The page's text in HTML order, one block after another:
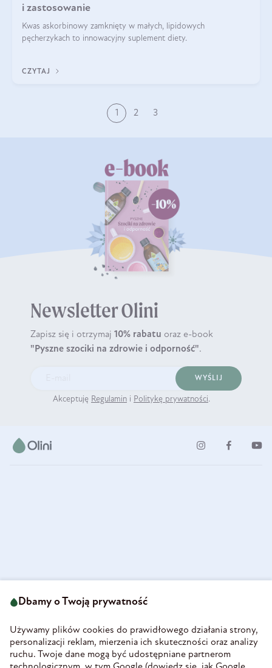
i zastosowanie
Kwas askorbinowy zamknięty w małych, lipidowych
pęcherzykach to innowacyjny suplement diety.
CZYTAJ
1 2 3
Newsletter Olini
Zapisz się i otrzymaj 10% rabatu oraz e-book
"Pyszne szociki na zdrowie i odporność".
WYŚLIJ
Akceptuję Regulamin i Politykę prywatności.
58-160 Świebodzice
REGON 890213034
INFORMACJE
Dbamy o Twoją prywatność
Używamy plików cookies do prawidłowego działania strony,
personalizacji reklam, mierzenia ich skuteczności oraz analizy
ruchu. Twoje dane mogą być udostępniane partnerom